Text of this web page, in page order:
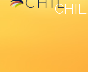
CHIL.